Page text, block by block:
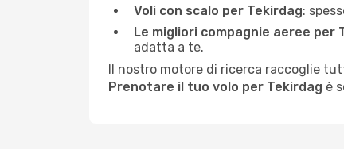
Voli con scalo per Tekirdag:
Le migliori compagnie aeree per
adatta a te.
Il nostro motore di ricerca raccoglie
Prenotare il tuo volo per Tekirdag è